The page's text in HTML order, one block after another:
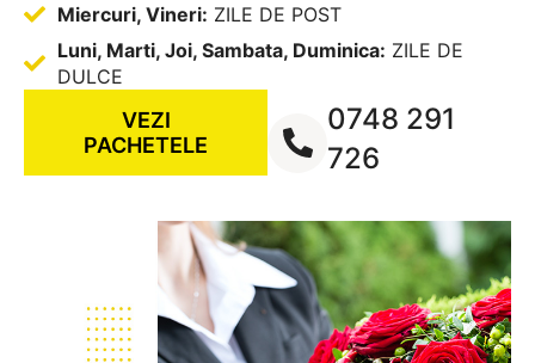
Miercuri, Vineri: ZILE DE POST
Luni, Marti, Joi, Sambata, Duminica: ZILE DE
DULCE
VEZI
PACHETELE
0748 291
726